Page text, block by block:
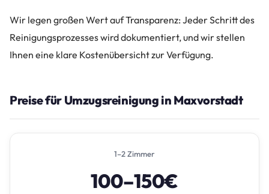
Wir legen großen Wert auf Transparenz: Jeder Schritt des
Reinigungsprozesses wird dokumentiert, und wir stellen
Ihnen eine klare Kostenübersicht zur Verfügung.
Preise für Umzugsreinigung in Maxvorstadt
1–2 Zimmer
100–150€